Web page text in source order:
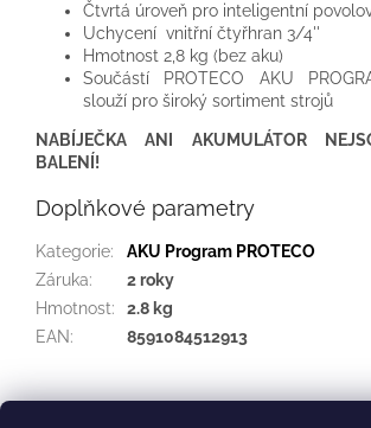
Čtvrtá úroveň pro inteligentní
Uchycení vnitřní čtyřhran 3/4''
Hmotnost 2,8 kg (bez aku)
Součástí PROTECO AKU
slouží pro široký sortiment strojů
NABÍJEČKA ANI AKUMULÁTOR
BALENÍ!
Doplňkové parametry
Kategorie:
AKU Program PROTECO
Záruka:
2 roky
Hmotnost:
2.8 kg
EAN: 8591084512913
Z